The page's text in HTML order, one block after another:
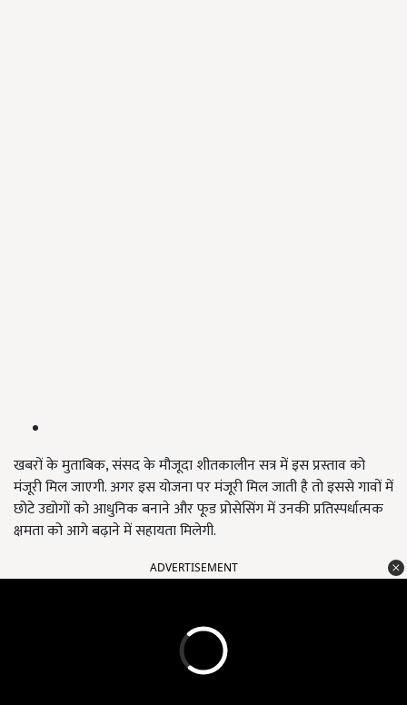
खबरों के मुताबिक, संसद के मौजूदा शीतकालीन सत्र में इस प्रस्ताव को
मंजूरी मिल जाएगी. अगर इस योजना पर मंजूरी मिल जाती है तो इससे गावों में
छोटे उद्योगों को आधुनिक बनाने और फूड प्रोसेसिंग में उनकी प्रतिस्पर्धात्मक
क्षमता को आगे बढ़ाने में सहायता मिलेगी.
ADVERTISEMENT